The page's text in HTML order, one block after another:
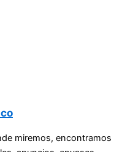
miremos, encontramos